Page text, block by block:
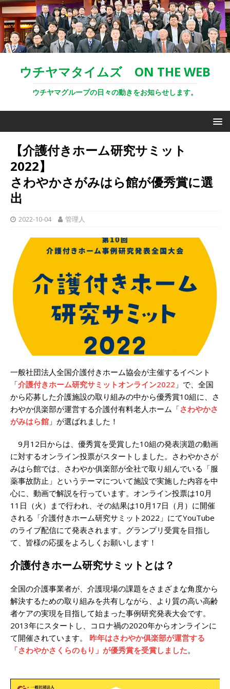
ウチヤマタイムズ ON THE WEB
ウチヤマグループの日々の動きをお知らせします。
【介護付きホーム研究サミット
2022】
さわやかさがみはら館が優秀賞に選
出
2022-10-04 管理人
一般社団法人全国介護付きホーム協会が主催するイベント
「介護付きホーム研究サミットオンライン2022 」で、全国
から応募した介護施設の取り組みの中から優秀賞10組に、さ
わやか倶楽部が運営する介護付有料老人ホーム「さわやかさ
がみはら館 」が選ばれました！
9月12日からは、優秀賞を受賞した10組の発表演題の動画
に対するオンライン投票がスタートしました。さわやかさが
みはら館では、さわやか俱楽部が全社で取り組んでいる「服
薬事故防止」というテーマについて施設で実施した内容を中
心に、動画で解説を行っています。オンライン投票は10月
11日（火）まで行われ、その結果は10月17日（月）に開催
される「介護付きホーム研究サミット2022」にてYouTube
のライブ配信にて発表されます。グランプリ受賞を目指し
て、皆様の応援をよろしくお願いします！
介護付きホーム研究サミットとは？
全国の介護事業者が、介護現場の課題をさまざまな角度から
解決するための取り組みを共有しながら、より質の高い高齢
者ケアの実現を目指して始まった事例研究発表大会です。
2013年にスタートし、コロナ禍の2020年からオンラインに
て開催されています。 昨年はさわやか俱楽部が運営する
「さわやかさくらのもり」が優秀賞を受賞しました。